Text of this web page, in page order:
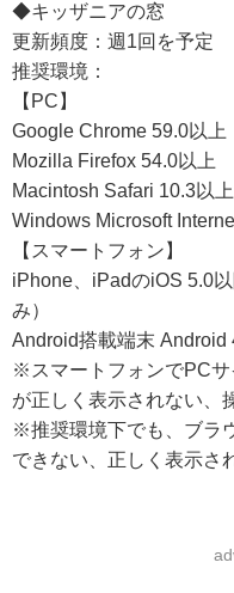
◆キッザニアの窓
更新頻度：週1回を予定
推奨環境：
【PC】
Google Chrome 59.0以上
Mozilla Firefox 54.0以上
Macintosh Safari 10.3以上
Windows Microsoft
【スマートフォン】
iPhone、iPadのiOS 5.0
み）
Android搭載端末 Android
※スマートフォンでPC
が正しく表示されない、
※推奨環境下でも、ブラ
できない、正しく表示さ